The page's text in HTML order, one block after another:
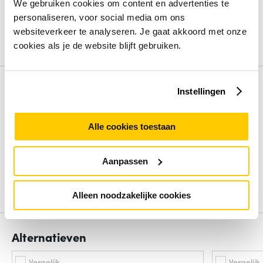
We gebruiken cookies om content en advertenties te
personaliseren, voor social media om ons
websiteverkeer te analyseren. Je gaat akkoord met onze
cookies als je de website blijft gebruiken.
Instellingen
Alle cookies toestaan
Aanpassen
Alleen noodzakelijke cookies
Type basis-switching RJ-45 Ethernet-poortenGigabit
Ethernet (10/100/1000)
Switch-laagL2
Bekijk alle specificaties
Beoordelingen binnenkort beschikbaar
Deel je ervaring met het product door het schrijven van een
Schrijf een review
Alternatieven